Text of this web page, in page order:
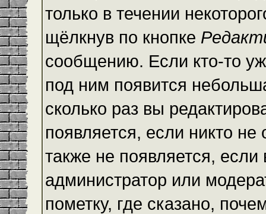
только в течении
щёлкнув по кнопке
сообщению. Если кто-то
под ним появится
сколько раз вы
появляется, если никто
также не появляется,
администратор или
пометку, где сказано,